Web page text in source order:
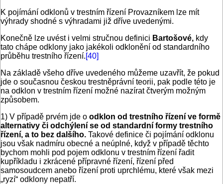
K pojímání odklonů v trestním řízení Provazníkem lze mít
výhrady shodné s výhradami již dříve uvedenými.
Konečně lze uvést i velmi stručnou definici Bartošové, kdy
tato chápe odklony jako jakékoli odklonění od standardního
průběhu trestního řízení.[40]
Na základě všeho dříve uvedeného můžeme uzavřít, že pokud
jde o současnou českou trestněprávní teorii, pak podle této je
na odklon v trestním řízení možné nazírat čtverým možným
způsobem.
1) V případě prvém jde o odklon od trestního řízení ve formě
alternativy či odchýlení se od standardní formy trestního
řízení, a to bez dalšího. Takové definice či pojímání odklonu
jsou však nadmíru obecné a neúplné, když v případě těchto
bychom mohli pod pojem odklonu v trestním řízení řadit
kupříkladu i zkrácené přípravné řízení, řízení před
samosoudcem anebo řízení proti uprchlému, které však mezi
„ryzí“ odklony nepatří.